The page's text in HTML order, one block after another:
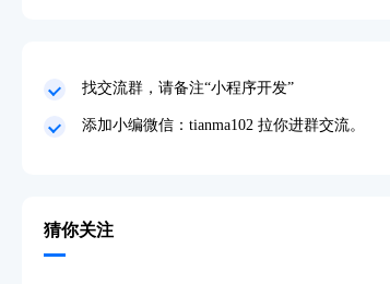
找交流群，请备注“小程序开发”
添加小编微信：tianma102 拉你进群交流。
猜你关注